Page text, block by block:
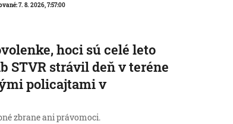
7. 8. 2026, 7:57:00
hoci sú celé leto
STVR strávil deň v teréne
policajtami v
zbrane ani právomoci.